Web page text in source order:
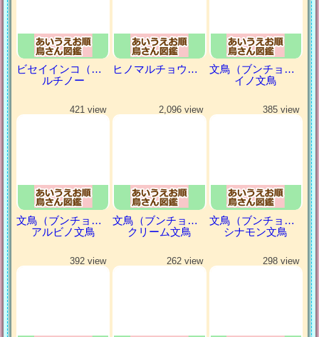
ビセイインコ（美声インコ）
ルチノー
ヒノマルチョウ（日の丸鳥）
文鳥（ブンチョウ）
イノ文鳥
421 view
文鳥（ブンチョウ）
アルビノ文鳥
2,096 view
文鳥（ブンチョウ）
クリーム文鳥
385 view
文鳥（ブンチョウ）
シナモン文鳥
392 view 262 view 298 view